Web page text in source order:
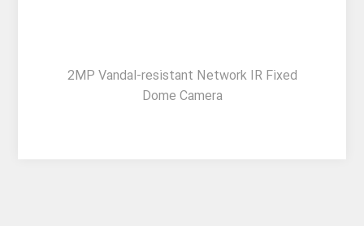
2MP Vandal-resistant Network IR Fixed
Dome Camera